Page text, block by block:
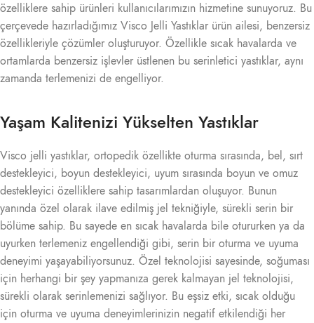
özelliklere sahip ürünleri kullanıcılarımızın hizmetine sunuyoruz. Bu
çerçevede hazırladığımız Visco Jelli Yastıklar ürün ailesi, benzersiz
özellikleriyle çözümler oluşturuyor. Özellikle sıcak havalarda ve
ortamlarda benzersiz işlevler üstlenen bu serinletici yastıklar, aynı
zamanda terlemenizi de engelliyor.
Yaşam Kalitenizi Yükselten Yastıklar
Visco jelli yastıklar, ortopedik özellikte oturma sırasında, bel, sırt
destekleyici, boyun destekleyici, uyum sırasında boyun ve omuz
destekleyici özelliklere sahip tasarımlardan oluşuyor. Bunun
yanında özel olarak ilave edilmiş jel tekniğiyle, sürekli serin bir
bölüme sahip. Bu sayede en sıcak havalarda bile otururken ya da
uyurken terlemeniz engellendiği gibi, serin bir oturma ve uyuma
deneyimi yaşayabiliyorsunuz. Özel teknolojisi sayesinde, soğuması
için herhangi bir şey yapmanıza gerek kalmayan jel teknolojisi,
sürekli olarak serinlemenizi sağlıyor. Bu eşsiz etki, sıcak olduğu
için oturma ve uyuma deneyimlerinizin negatif etkilendiği her